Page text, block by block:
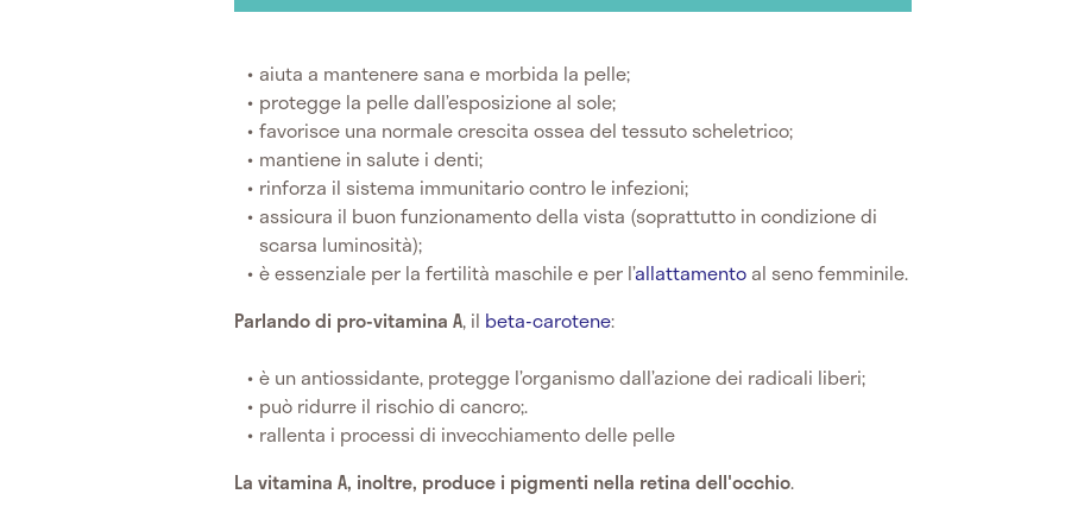
aiuta a mantenere sana e morbida la pelle;
protegge la pelle dall’esposizione al sole;
favorisce una normale crescita ossea del tessuto scheletrico;
mantiene in salute i denti;
rinforza il sistema immunitario contro le infezioni;
assicura il buon funzionamento della vista (soprattutto in condizione di
scarsa luminosità);
è essenziale per la fertilità maschile e per l’allattamento al seno femminile.
Parlando di pro-vitamina A, il beta-carotene:
è un antiossidante, protegge l’organismo dall’azione dei radicali liberi;
può ridurre il rischio di cancro;.
rallenta i processi di invecchiamento delle pelle
La vitamina A, inoltre, produce i pigmenti nella retina dell'occhio.